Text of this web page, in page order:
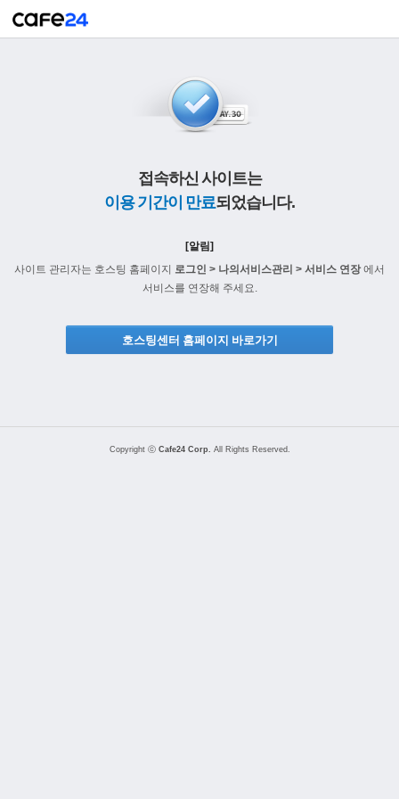
접속하신 사이트는
이용 기간이 만료되었습니다.
[알림]
사이트 관리자는 호스팅 홈페이지 로그인 > 나의서비스관리 > 서비스 연장에서
서비스를 연장해 주세요.
호스팅센터 홈페이지 바로가기
Copyright ⓒ Cafe24 Corp. All Rights Reserved.